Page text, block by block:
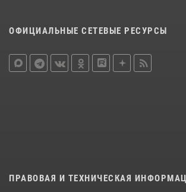
ОФИЦИАЛЬНЫЕ СЕТЕВЫЕ РЕСУРСЫ
ПРАВОВАЯ И ТЕХНИЧЕСКАЯ